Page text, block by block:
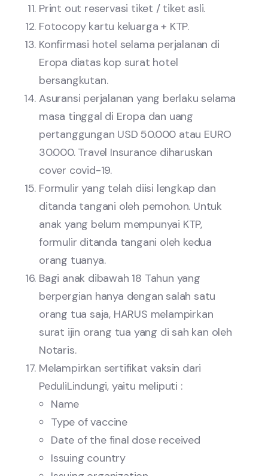
Print out reservasi tiket / tiket asli.
Fotocopy kartu keluarga + KTP.
Konfirmasi hotel selama perjalanan di
Eropa diatas kop surat hotel
bersangkutan.
Asuransi perjalanan yang berlaku selama
masa tinggal di Eropa dan uang
pertanggungan USD 50.000 atau EURO
30.000. Travel Insurance diharuskan
cover covid-19.
Formulir yang telah diisi lengkap dan
ditanda tangani oleh pemohon. Untuk
anak yang belum mempunyai KTP,
formulir ditanda tangani oleh kedua
orang tuanya.
Bagi anak dibawah 18 Tahun yang
berpergian hanya dengan salah satu
orang tua saja, HARUS melampirkan
surat ijin orang tua yang di sah kan oleh
Notaris.
Melampirkan sertifikat vaksin dari
PeduliLindungi, yaitu meliputi :
Name
Type of vaccine
Date of the final dose received
Issuing country